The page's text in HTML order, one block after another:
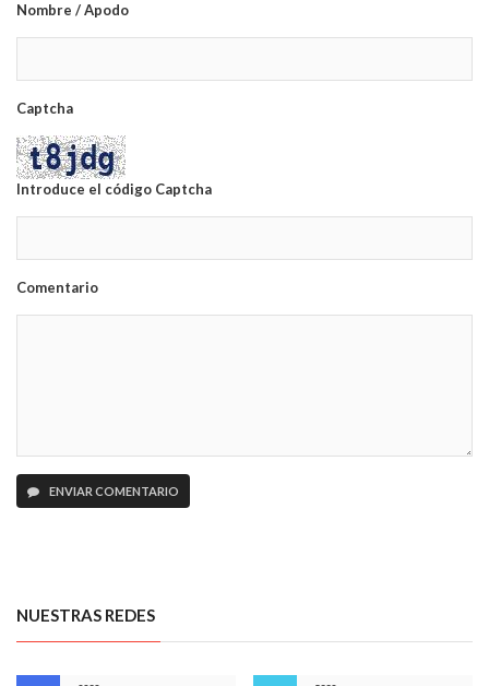
Nombre / Apodo
Captcha
Introduce el código Captcha
Comentario
ENVIAR COMENTARIO
NUESTRAS REDES